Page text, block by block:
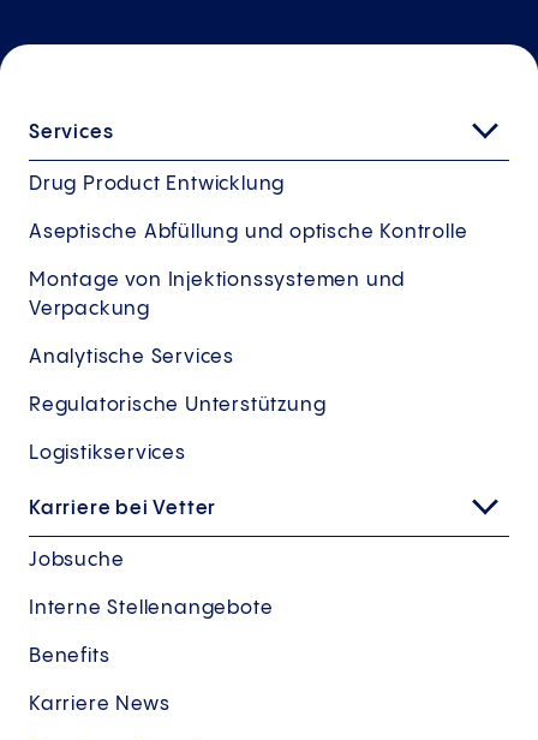
Services
Drug Product Entwicklung
Aseptische Abfüllung und optische Kontrolle
Montage von Injektionssystemen und
Verpackung
Analytische Services
Regulatorische Unterstützung
Logistikservices
Karriere bei Vetter
Jobsuche
Interne Stellenangebote
Benefits
Karriere News